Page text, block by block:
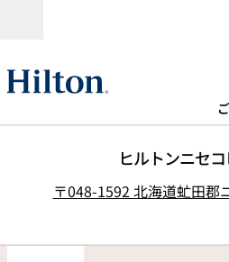
ヒルトンニセ
〒048-1592 北海道虻田郡